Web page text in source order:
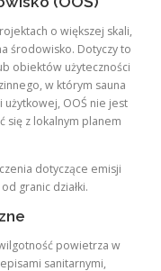
o większej skali,
środowisko. Dotyczy to
obiektów użyteczności
w którym sauna
OOŚ nie jest
się z lokalnym planem
dotyczące emisji
granic działki.
powietrza w
sanitarnymi,